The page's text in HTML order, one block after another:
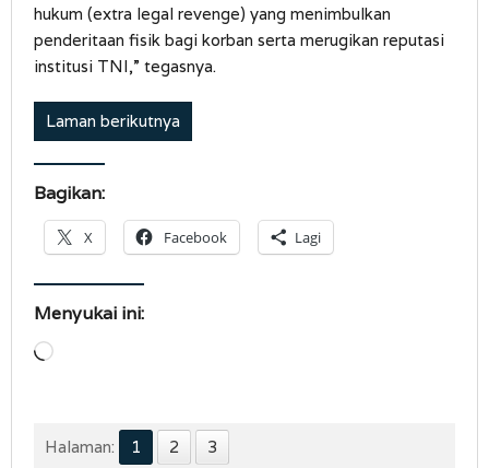
hukum (extra legal revenge) yang menimbulkan
penderitaan fisik bagi korban serta merugikan reputasi
institusi TNI,” tegasnya.
Laman berikutnya
Bagikan:
X Facebook Lagi
Menyukai ini:
Memuat...
Halaman: 1 2 3